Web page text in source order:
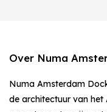
Over Numa
Numa Amsterdam
de architectuur van het